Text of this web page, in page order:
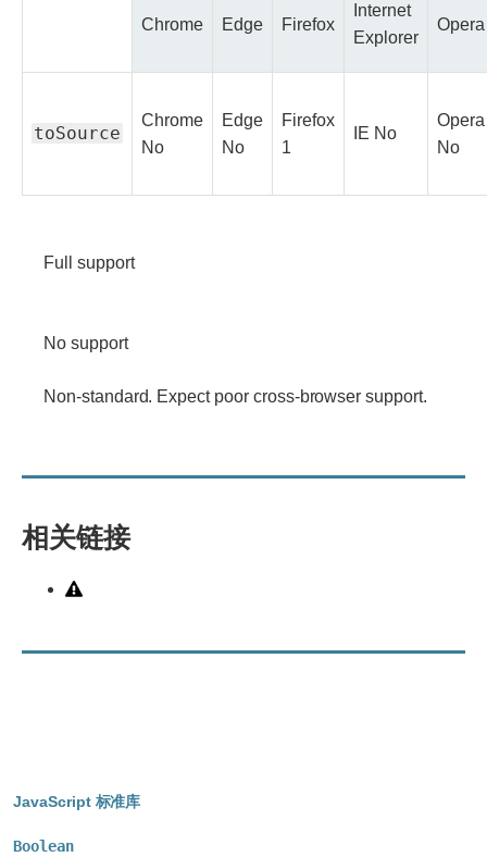
Chrome Edge Firefox
Internet
Explorer
Opera
toSource
Chrome
No
No
Edge
No
No
Firefox
Full
1
IE No
No
Opera
No
No
support
Full support
support
No support
Non-
poor
browser
Non-standard. Expect poor cross-browser support.
相关链接
JavaScript 标准库
Boolean